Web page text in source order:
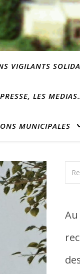
VIGILANTS
LES
MUNICIPALES